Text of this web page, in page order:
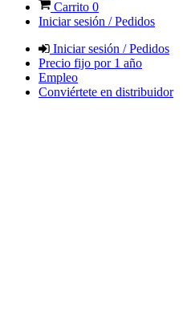
Carrito 0
Iniciar sesión / Pedidos
Iniciar sesión / Pedidos
Precio fijo por 1 año
Empleo
Conviértete en distribuidor